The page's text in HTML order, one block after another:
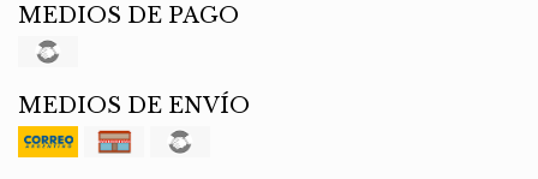
MEDIOS DE PAGO
MEDIOS DE ENVÍO